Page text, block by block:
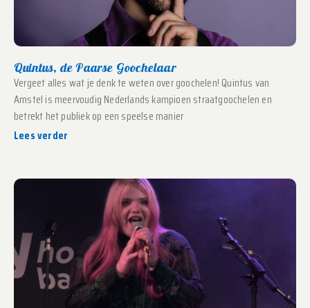
Quintus, de Paarse Goochelaar
Vergeet alles wat je denk te weten over goochelen! Quintus van
Amstel is meervoudig Nederlands kampioen straatgoochelen en
betrekt het publiek op een speelse manier
Lees verder